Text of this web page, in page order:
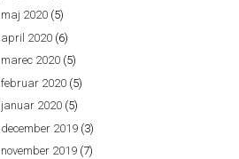
maj 2020 (5)
april 2020 (6)
marec 2020 (5)
februar 2020 (5)
januar 2020 (5)
december 2019 (3)
november 2019 (7)